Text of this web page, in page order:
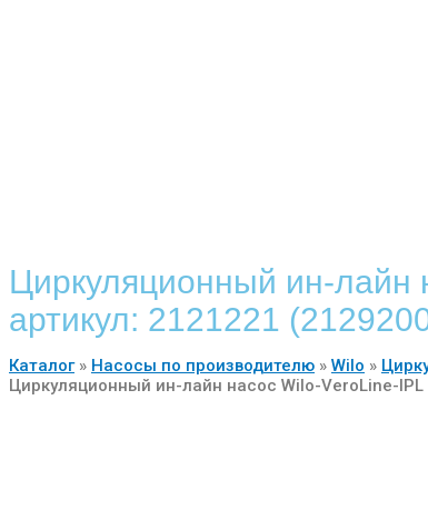
Циркуляционный ин-лайн
артикул: 2121221
Каталог» Насосы по производителю » Wilo »
Циркуляционный ин-лайн насос Wilo-VeroLine-